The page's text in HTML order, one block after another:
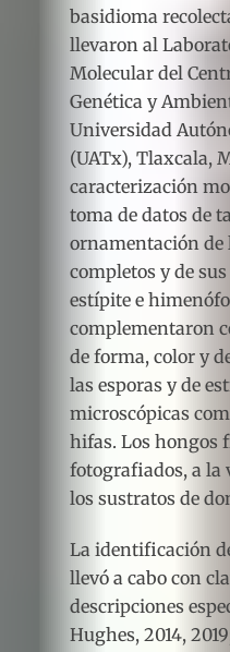
basidioma
llevaron al
Molecular del
Genética y
Universidad
(UATx), Tlaxcala,
caracterización
toma de datos de
ornamentación de
completos y de
estípite e
complementaron
de forma, color y
las esporas y de
microscópicas
hifas. Los hongos
fotografiados, a la
los sustratos de
La identificación
llevó a cabo con
descripciones
Hughes, 2014,